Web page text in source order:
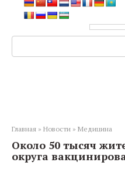
Главная » Новости » Медицина
Около 50 тысяч
округа